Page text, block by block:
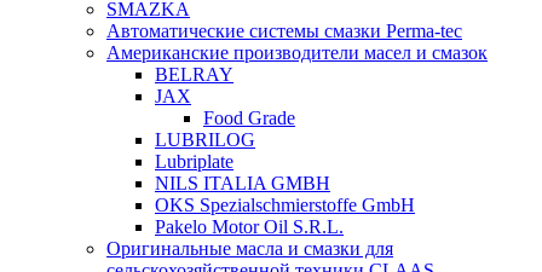
SMAZKA
Автоматические системы смазки Perma-tec
Американские производители масел и смазок
BELRAY
JAX
Food Grade
LUBRILOG
Lubriplate
NILS ITALIA GMBH
OKS Spezialschmierstoffe GmbH
Pakelo Motor Oil S.R.L.
Оригинальные масла и смазки для